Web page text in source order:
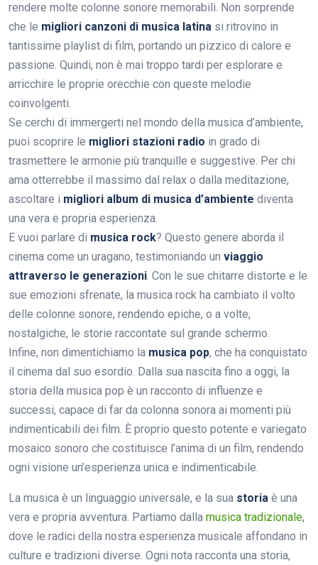
rendere molte colonne sonore memorabili. Non sorprende
che le migliori canzoni di musica latina si ritrovino in
tantissime playlist di film, portando un pizzico di calore e
passione. Quindi, non è mai troppo tardi per esplorare e
arricchire le proprie orecchie con queste melodie
coinvolgenti.
Se cerchi di immergerti nel mondo della musica d’ambiente,
puoi scoprire le migliori stazioni radio in grado di
trasmettere le armonie più tranquille e suggestive. Per chi
ama otterrebbe il massimo dal relax o dalla meditazione,
ascoltare i migliori album di musica d’ambiente diventa
una vera e propria esperienza.
E vuoi parlare di musica rock? Questo genere aborda il
cinema come un uragano, testimoniando un viaggio
attraverso le generazioni. Con le sue chitarre distorte e le
sue emozioni sfrenate, la musica rock ha cambiato il volto
delle colonne sonore, rendendo epiche, o a volte,
nostalgiche, le storie raccontate sul grande schermo.
Infine, non dimentichiamo la musica pop, che ha conquistato
il cinema dal suo esordio. Dalla sua nascita fino a oggi, la
storia della musica pop è un racconto di influenze e
successi, capace di far da colonna sonora ai momenti più
indimenticabili dei film. È proprio questo potente e variegato
mosaico sonoro che costituisce l’anima di un film, rendendo
ogni visione un’esperienza unica e indimenticabile.
La musica è un linguaggio universale, e la sua storia è una
vera e propria avventura. Partiamo dalla musica tradizionale,
dove le radici della nostra esperienza musicale affondano in
culture e tradizioni diverse. Ogni nota racconta una storia,